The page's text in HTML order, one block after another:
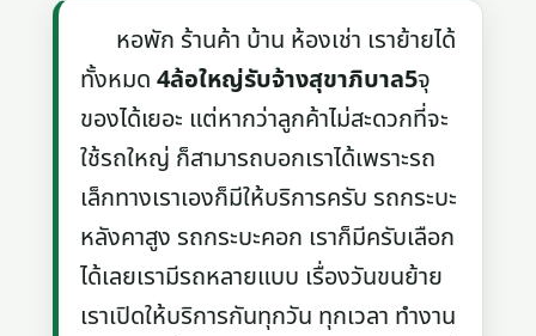
หอพัก ร้านค้า บ้าน ห้องเช่า เราย้ายได้
ทั้งหมด4ล้อใหญ่รับจ้างสุขาภิบาล5จุ
ของได้เยอะ แต่หากว่าลูกค้าไม่สะดวกที่จะ
ใช้รถใหญ่ ก็สามารถบอกเราได้เพราะรถ
เล็กทางเราเองก็มีให้บริการครับ รถกระบะ
หลังคาสูง รถกระบะคอก เราก็มีครับเลือก
ได้เลยเรามีรถหลายแบบ เรื่องวันขนย้าย
เราเปิดให้บริการกันทุกวัน ทุกเวลา ทำงาน